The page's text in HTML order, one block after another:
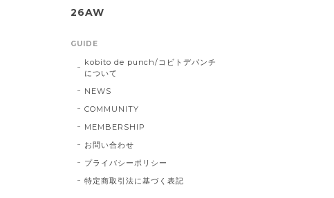
26AW
GUIDE
kobito de punch/コビトデパンチ
について
NEWS
COMMUNITY
MEMBERSHIP
お問い合わせ
プライバシーポリシー
特定商取引法に基づく表記